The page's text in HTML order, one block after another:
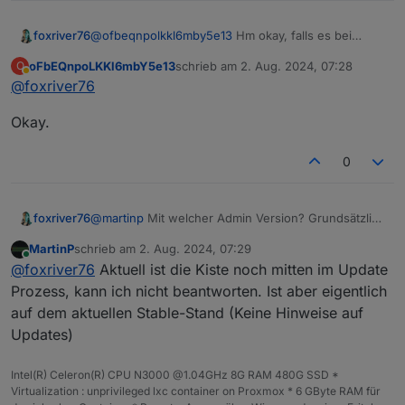
Meldungen nicht erneut hervor.
foxriver76@ofbeqnpolkkl6mby5e13 Hm okay, falls es bei
ansonsten weiß ich gerade nicht wie ich es
nachgestellt bekomme.
O
Abwesend
oFbEQnpoLKKl6mbY5e13schrieb am 2. Aug. 2024, 07:28
zuletzt editiert von
@foxriver76
Okay.
0
foxriver76@martinp Mit welcher Admin Version? Grundsätzlich
(7.0.22) eigentlich nicht mehr auftreten.
Online
MartinPschrieb am 2. Aug. 2024, 07:29
zuletzt editiert von
@foxriver76 Aktuell ist die Kiste noch mitten im Update
Prozess, kann ich nicht beantworten. Ist aber eigentlich
auf dem aktuellen Stable-Stand (Keine Hinweise auf
Updates)
Intel(R) Celeron(R) CPU N3000 @1.04GHz 8G RAM 480G SSD *
Virtualization : unprivileged lxc container on Proxmox * 6 GByte RAM für